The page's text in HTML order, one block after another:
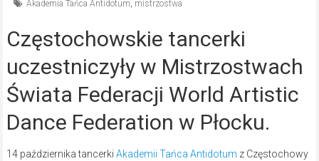
Akademia Tańca Antidotum, mistrzostwa
Częstochowskie tancerki
uczestniczyły w Mistrzostwach
Świata Federacji World Artistic
Dance Federation w Płocku.
14 października tancerki Akademii Tańca Antidotum z Częstochowy